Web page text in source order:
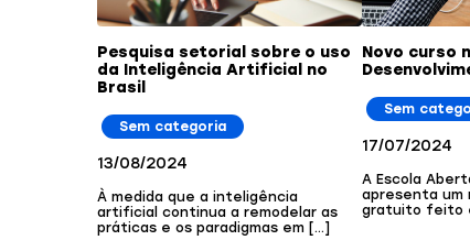
Pesquisa setorial sobre o uso
da Inteligência Artificial no
Brasil
Sem categoria
13/08/2024
À medida que a inteligência
artificial continua a remodelar as
práticas e os paradigmas em […]
Novo curso
Sem
17/07/2024
A Escola
apresenta um
gratuito feito